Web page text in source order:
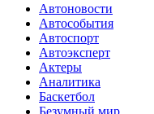
Автоновости
Автособытия
Автоспорт
Автоэксперт
Актеры
Аналитика
Баскетбол
Безумный мир